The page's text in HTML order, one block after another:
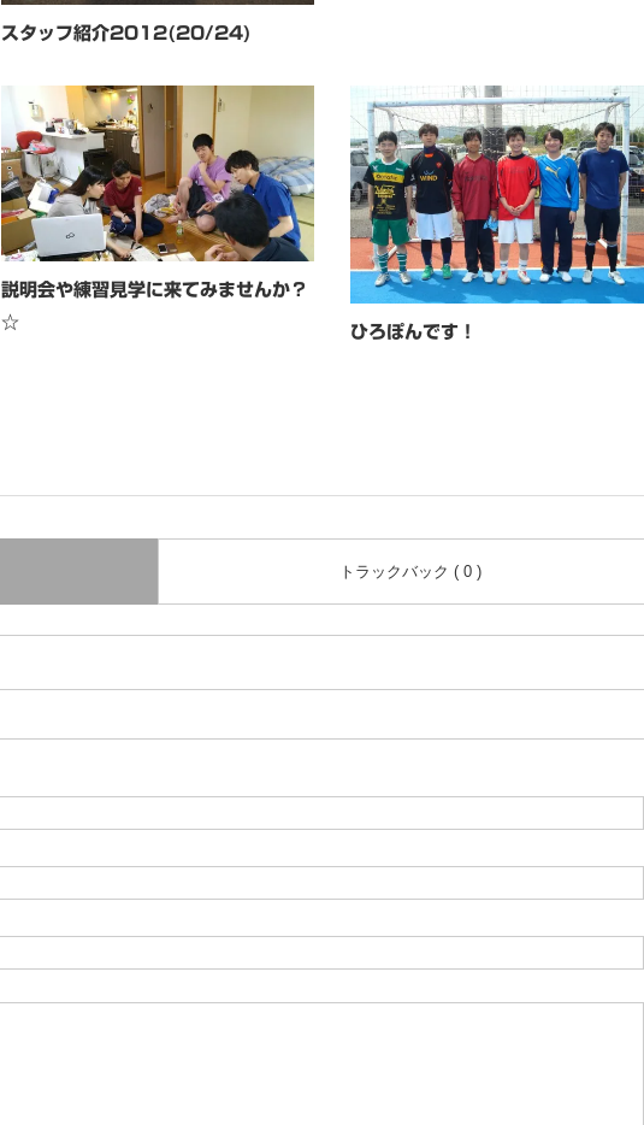
スタッフ紹介2012(20/24)
説明会や練習見学に来てみませんか？
☆
ひろぽんです！
トラックバック ( 0 )